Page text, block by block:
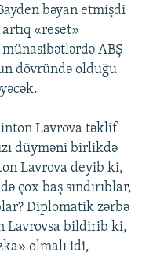
bəyan etmişdi
«reset»
ABŞ-
dövründə olduğu
Lavrova təklif
düyməni birlikdə
Lavrova deyib ki,
çox baş sındırıblar,
Diplomatik zərbə
Lavrovsa bildirib ki,
olmalı idi,